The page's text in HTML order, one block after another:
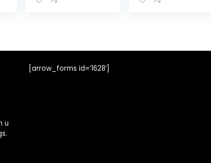
u
[arrow_forms id=’1628′]